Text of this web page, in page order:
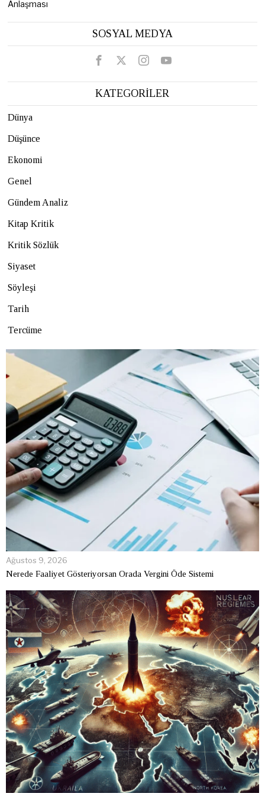
Anlaşması
SOSYAL MEDYA
KATEGORİLER
Dünya
Düşünce
Ekonomi
Genel
Gündem Analiz
Kitap Kritik
Kritik Sözlük
Siyaset
Söyleşi
Tarih
Tercüme
Ağustos 9, 2026
Nerede Faaliyet Gösteriyorsan Orada Vergini Öde Sistemi